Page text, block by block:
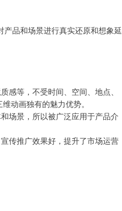
产品和场景进行真实还原和想象延
感等，不受时间、空间、地点、
动画独有的魅力优势。
场景，所以被广泛应用于产品介
传推广效果好，提升了市场运营